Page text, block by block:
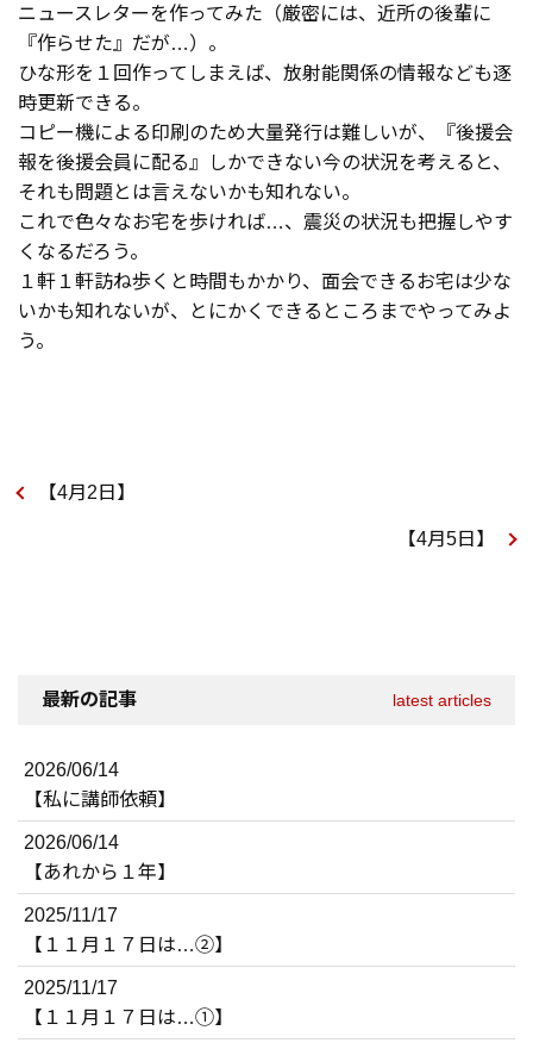
ニュースレターを作ってみた（厳密には、近所の後輩に
『作らせた』だが…）。
ひな形を１回作ってしまえば、放射能関係の情報なども逐
時更新できる。
コピー機による印刷のため大量発行は難しいが、『後援会
報を後援会員に配る』しかできない今の状況を考えると、
それも問題とは言えないかも知れない。
これで色々なお宅を歩ければ…、震災の状況も把握しやす
くなるだろう。
１軒１軒訪ね歩くと時間もかかり、面会できるお宅は少な
いかも知れないが、とにかくできるところまでやってみよ
う。
【4月2日】
【4月5日】
最新の記事 latest articles
2026/06/14
【私に講師依頼】
2026/06/14
【あれから１年】
2025/11/17
【１１月１７日は…②】
2025/11/17
【１１月１７日は…①】